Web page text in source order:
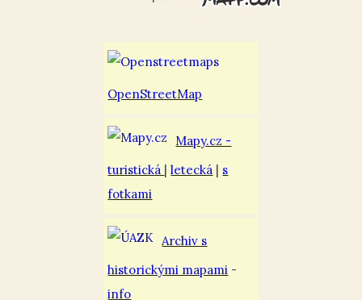
OpenStreetMap
Mapy.cz -
turistická
|letecká
s
fotkami
Archiv s
historickými mapami -
info